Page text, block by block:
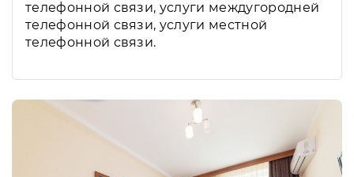
телефонной связи, услуги междугородней
телефонной связи, услуги местной
телефонной связи.